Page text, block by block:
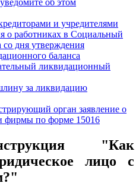
об этом
и учредителями
о работниках в Социальный
со дня утверждения
баланса
ликвидационный
за ликвидацию
орган заявление о
фирмы по форме 15016
"Как
лицо с